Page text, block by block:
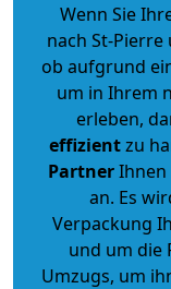
Wenn Sie
nach St-
ob aufgrund
um in Ihrem
erleben,
effizientzu
PartnerIhnen
an. Es
Verpackung
und um die
Umzugs, um